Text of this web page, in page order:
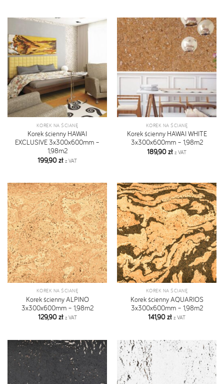
KOREK NA ŚCIANĘ
Korek ścienny HAWAI
EXCLUSIVE 3x300x600mm –
1,98m2
199,90zł z VAT
KOREK NA ŚCIANĘ
Korek ścienny HAWAI WHITE
3x300x600mm – 1,98m2
189,90zł z VAT
KOREK NA ŚCIANĘ
Korek ścienny ALPINO
3x300x600mm – 1,98m2
129,90zł z VAT
KOREK NA ŚCIANĘ
Korek ścienny AQUARIOS
3x300x600mm – 1,98m2
141,90zł z VAT